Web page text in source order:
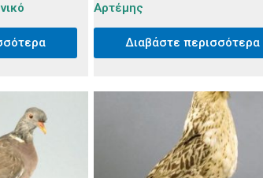
Αρτέμης
Διαβάστε περισσότερα